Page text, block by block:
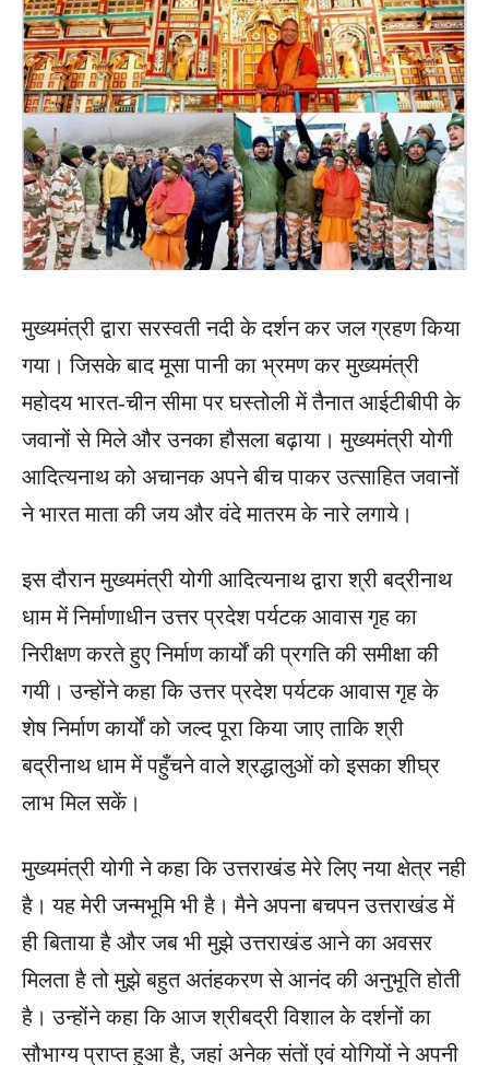
मुख्यमंत्री द्वारा सरस्वती नदी के दर्शन कर जल ग्रहण किया
गया। जिसके बाद मूसा पानी का भ्रमण कर मुख्यमंत्री
महोदय भारत-चीन सीमा पर घस्तोली में तैनात आईटीबीपी के
जवानों से मिले और उनका हौसला बढ़ाया। मुख्यमंत्री योगी
आदित्यनाथ को अचानक अपने बीच पाकर उत्साहित जवानों
ने भारत माता की जय और वंदे मातरम के नारे लगाये।
इस दौरान मुख्यमंत्री योगी आदित्यनाथ द्वारा श्री बद्रीनाथ
धाम में निर्माणाधीन उत्तर प्रदेश पर्यटक आवास गृह का
निरीक्षण करते हुए निर्माण कार्यों की प्रगति की समीक्षा की
गयी। उन्होंने कहा कि उत्तर प्रदेश पर्यटक आवास गृह के
शेष निर्माण कार्यों को जल्द पूरा किया जाए ताकि श्री
बद्रीनाथ धाम में पहुँचने वाले श्रद्धालुओं को इसका शीघ्र
लाभ मिल सकें।
मुख्यमंत्री योगी ने कहा कि उत्तराखंड मेरे लिए नया क्षेत्र नही
है। यह मेरी जन्मभूमि भी है। मैने अपना बचपन उत्तराखंड में
ही बिताया है और जब भी मुझे उत्तराखंड आने का अवसर
मिलता है तो मुझे बहुत अतंहकरण से आनंद की अनुभूति होती
है। उन्होंने कहा कि आज श्रीबद्री विशाल के दर्शनों का
सौभाग्य प्राप्त हुआ है, जहां अनेक संतों एवं योगियों ने अपनी